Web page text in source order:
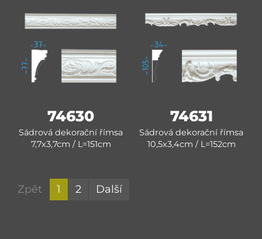
74630
Sádrová dekorační římsa
7,7x3,7cm / L=151cm
74631
Sádrová dekorační římsa
10,5x3,4cm / L=152cm
Zpět 1 2 Další